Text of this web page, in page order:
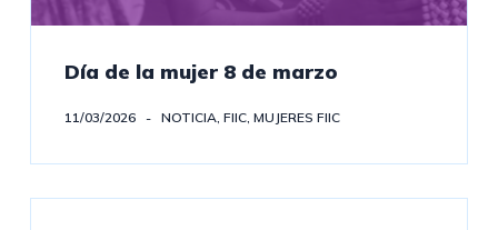
Día de la mujer 8 de marzo
11/03/2026 NOTICIA, FIIC, MUJERES FIIC